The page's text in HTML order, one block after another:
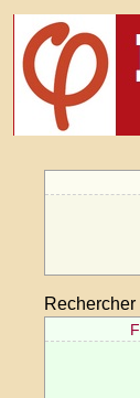
Rechercher